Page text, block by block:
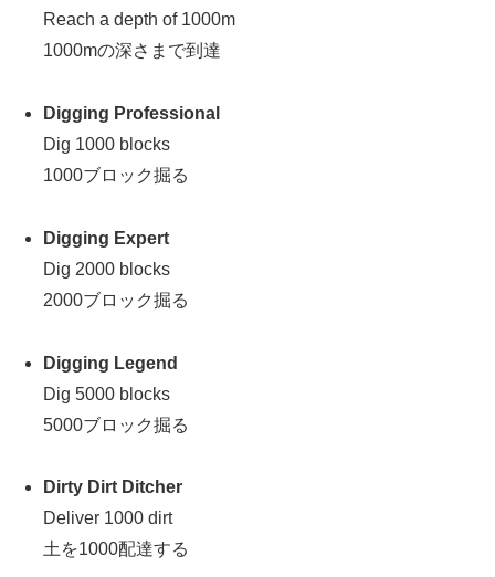
Reach a depth of 1000m
1000mの深さまで到達
Digging Professional
Dig 1000 blocks
1000ブロック掘る
Digging Expert
Dig 2000 blocks
2000ブロック掘る
Digging Legend
Dig 5000 blocks
5000ブロック掘る
Dirty Dirt Ditcher
Deliver 1000 dirt
土を1000配達する